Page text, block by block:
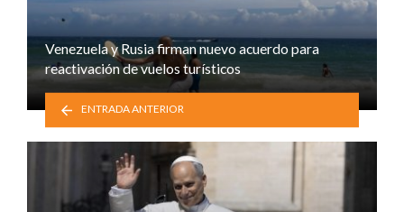
Venezuela y Rusia firman nuevo acuerdo para
reactivación de vuelos turísticos
ENTRADA ANTERIOR